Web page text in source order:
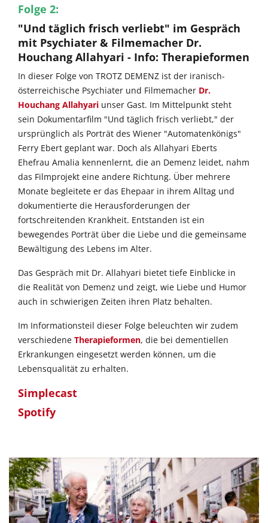
Folge 2:
"Und täglich frisch verliebt" im Gespräch
mit Psychiater & Filmemacher Dr.
Houchang Allahyari - Info: Therapieformen
In dieser Folge von TROTZ DEMENZ ist der iranisch-
österreichische Psychiater und Filmemacher Dr.
Houchang Allahyari unser Gast. Im Mittelpunkt steht
sein Dokumentarfilm "Und täglich frisch verliebt," der
ursprünglich als Porträt des Wiener "Automatenkönigs"
Ferry Ebert geplant war. Doch als Allahyari Eberts
Ehefrau Amalia kennenlernt, die an Demenz leidet, nahm
das Filmprojekt eine andere Richtung. Über mehrere
Monate begleitete er das Ehepaar in ihrem Alltag und
dokumentierte die Herausforderungen der
fortschreitenden Krankheit. Entstanden ist ein
bewegendes Porträt über die Liebe und die gemeinsame
Bewältigung des Lebens im Alter.
Das Gespräch mit Dr. Allahyari bietet tiefe Einblicke in
die Realität von Demenz und zeigt, wie Liebe und Humor
auch in schwierigen Zeiten ihren Platz behalten.
Im Informationsteil dieser Folge beleuchten wir zudem
verschiedene Therapieformen, die bei dementiellen
Erkrankungen eingesetzt werden können, um die
Lebensqualität zu erhalten.
Simplecast
Spotify